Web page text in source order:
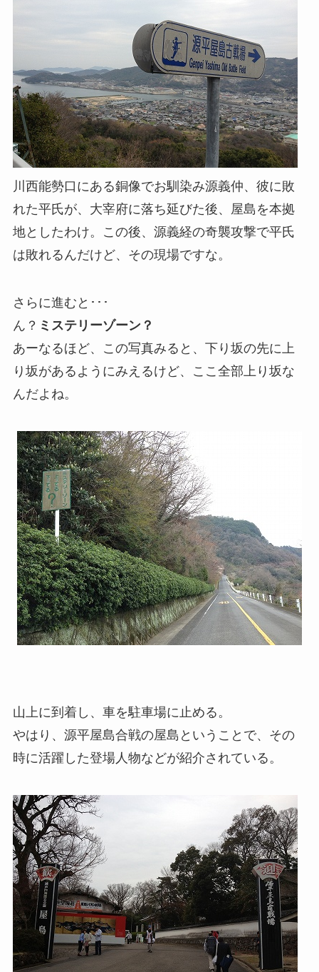
川西能勢口にある銅像でお馴染み源義仲、彼に敗
れた平氏が、大宰府に落ち延びた後、屋島を本拠
地としたわけ。この後、源義経の奇襲攻撃で平氏
は敗れるんだけど、その現場ですな。
さらに進むと･･･
ん？ ミステリーゾーン？
あーなるほど、この写真みると、下り坂の先に上
り坂があるようにみえるけど、ここ全部上り坂な
んだよね。
山上に到着し、車を駐車場に止める。
やはり、源平屋島合戦の屋島ということで、その
時に活躍した登場人物などが紹介されている。